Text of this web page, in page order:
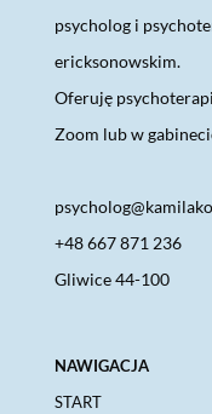
psycholog i
ericksonowskim.
Oferuję
Zoom lub w
+48 667 871 236
Gliwice 44-100
NAWIGACJA
START